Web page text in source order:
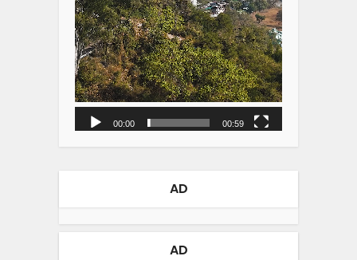
00:00 00:59
AD
AD